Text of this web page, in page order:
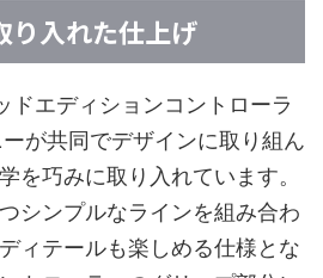
り入れた仕上げ
ドエディションコントローラ
が共同でデザインに取り組ん
を巧みに取り入れています。
シンプルなラインを組み合わ
ィテールも楽しめる仕様とな